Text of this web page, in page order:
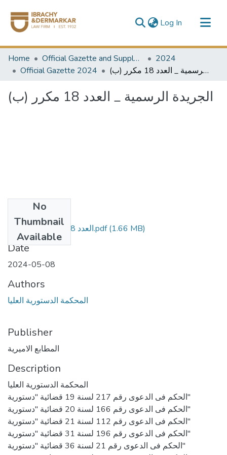
Log In (current)
Communities & Collections
All of DSpace
Home Official Gazette and Supplement
2024
Official Gazette 2024
الجريدة الرسمية _ العدد 18 مكرر (ب)
الجريدة الرسمية _ العدد 18 مكرر (ب)
No
Thumbnail
Available
العدد 18مكرر ب مؤمن.pdf(1.66 MB)
Date
2024-05-08
Authors
المحكمة الدستورية العليا
Publisher
المطابع الاميرية
Description
المحكمة الدستورية العليا
الحكم فى الدعوى رقم 217 لسنة 19 قضائية "دستورية"
الحكم فى الدعوى رقم 166 لسنة 20 قضائية "دستورية"
الحكم فى الدعوى رقم 112 لسنة 21 قضائية "دستورية"
الحكم فى الدعوى رقم 196 لسنة 31 قضائية "دستورية"
الحكم فى الدعوى رقم 21 لسنة 36 قضائية "دستورية"